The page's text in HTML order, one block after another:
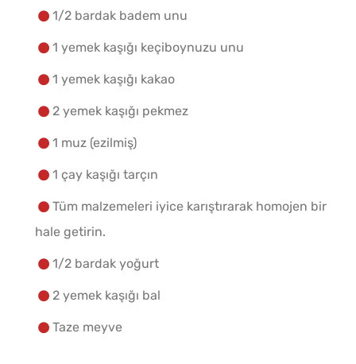
1/2 bardak badem unu
1 yemek kaşığı keçiboynuzu unu
1 yemek kaşığı kakao
2 yemek kaşığı pekmez
1 muz (ezilmiş)
1 çay kaşığı tarçın
Tüm malzemeleri iyice karıştırarak homojen bir
hale getirin.
1/2 bardak yoğurt
2 yemek kaşığı bal
Taze meyve